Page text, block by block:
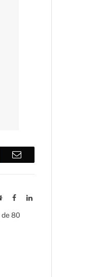
Email
WebsiteFacebookLinkedIn
80